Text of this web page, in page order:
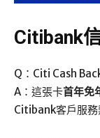
Citibank
Q：Citi Cash
A：這張卡首年免
Citibank客戶服